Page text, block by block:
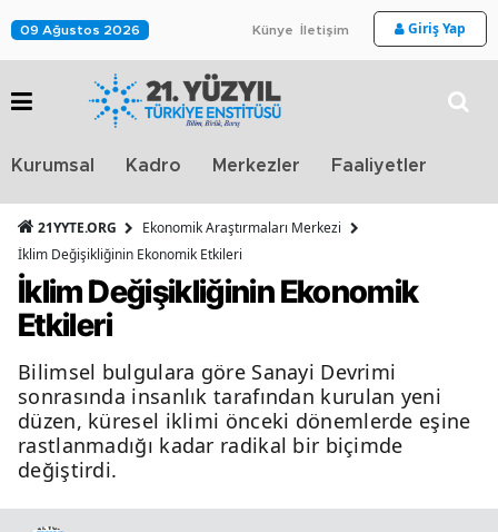
09 Ağustos 2026 Künye İletişim Giriş Yap
Kurumsal Kadro Merkezler Faaliyetler
21YYTE.ORG
Ekonomik Araştırmaları Merkezi
İklim Değişikliğinin Ekonomik Etkileri
İklim Değişikliğinin Ekonomik
Etkileri
Bilimsel bulgulara göre Sanayi Devrimi
sonrasında insanlık tarafından kurulan yeni
düzen, küresel iklimi önceki dönemlerde eşine
rastlanmadığı kadar radikal bir biçimde
değiştirdi.